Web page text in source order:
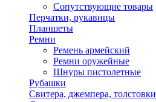
Сопутствующие товары
Перчатки, рукавицы
Планшеты
Ремни
Ремень армейский
Ремни оружейные
Шнуры пистолетные
Рубашки
Свитера, джемпера, толстовки